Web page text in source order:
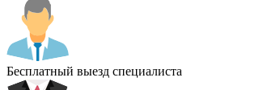
Бесплатный выезд специалиста